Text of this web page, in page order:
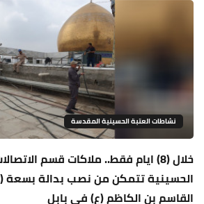
نشاطات العتبة الحسينية المقدسة
خلال (8) ايام فقط.. ملاكات قسم
القاسم بن الكاظم (ع) في بابل